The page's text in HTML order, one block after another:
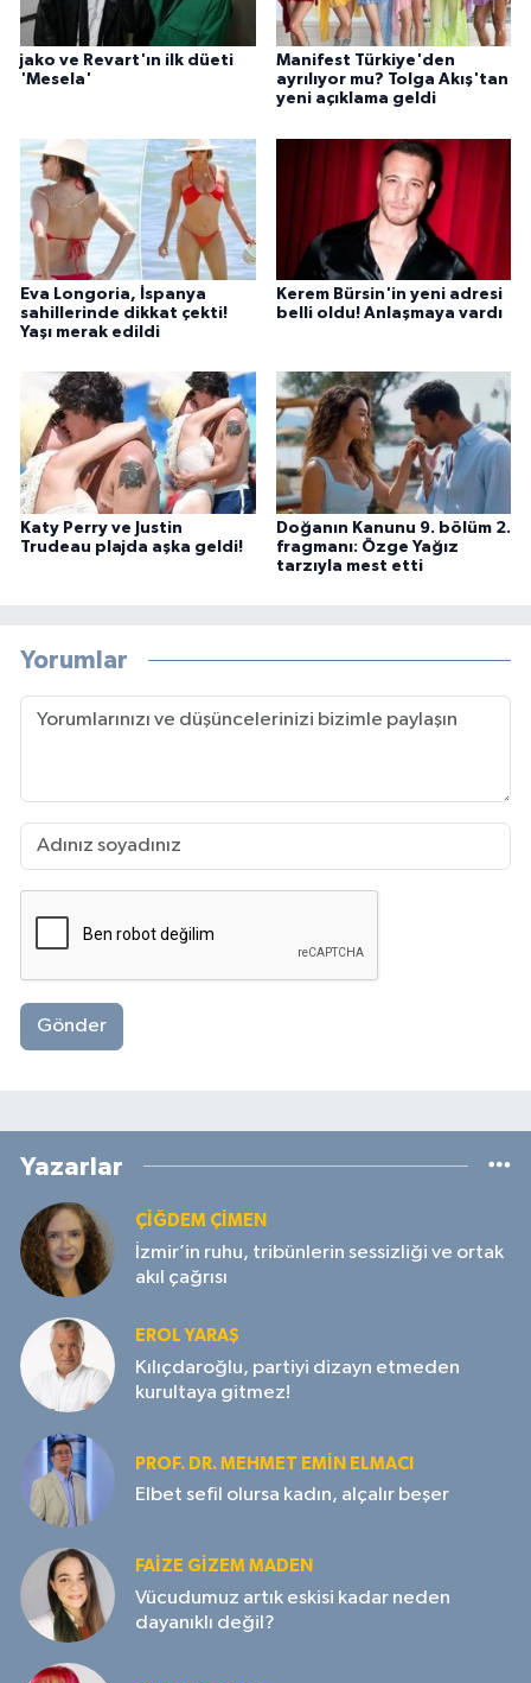
jako ve Revart'ın ilk düeti
'Mesela'
Manifest Türkiye'den
ayrılıyor mu? Tolga Akış'tan
yeni açıklama geldi
Eva Longoria, İspanya
sahillerinde dikkat çekti!
Yaşı merak edildi
Kerem Bürsin'in yeni adresi
belli oldu! Anlaşmaya vardı
Katy Perry ve Justin
Trudeau plajda aşka geldi!
Doğanın Kanunu 9. bölüm 2.
fragmanı: Özge Yağız
tarzıyla mest etti
Yorumlar
Gönder
Yazarlar
ÇIĞDEM ÇIMEN
İzmir’in ruhu, tribünlerin sessizliği ve ortak
akıl çağrısı
EROL YARAŞ
Kılıçdaroğlu, partiyi dizayn etmeden
kurultaya gitmez!
PROF. DR. MEHMET EMIN ELMACI
Elbet sefil olursa kadın, alçalır beşer
FAIZE GIZEM MADEN
Vücudumuz artık eskisi kadar neden
dayanıklı değil?